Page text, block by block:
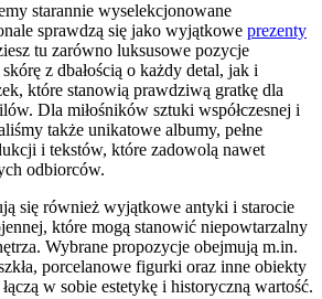
starannie wyselekcjonowane
sprawdzą się jako wyjątkowe prezenty
tu zarówno luksusowe pozycje
z dbałością o każdy detal, jak i
które stanowią prawdziwą gratkę dla
Dla miłośników sztuki współczesnej i
także unikatowe albumy, pełne
i tekstów, które zadowolą nawet
odbiorców.
się również wyjątkowe antyki i starocie
które mogą stanowić niepowtarzalny
Wybrane propozycje obejmują m.in.
porcelanowe figurki oraz inne obiekty
w sobie estetykę i historyczną wartość.